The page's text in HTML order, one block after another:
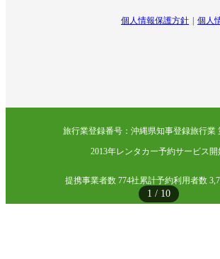
1 / 10
個人情報保護方針 個人
旅行業登録番号：沖縄県知事登録旅行業
2013年レンタカー予約サービス開
提携事業者数 774社累計予約利用者数